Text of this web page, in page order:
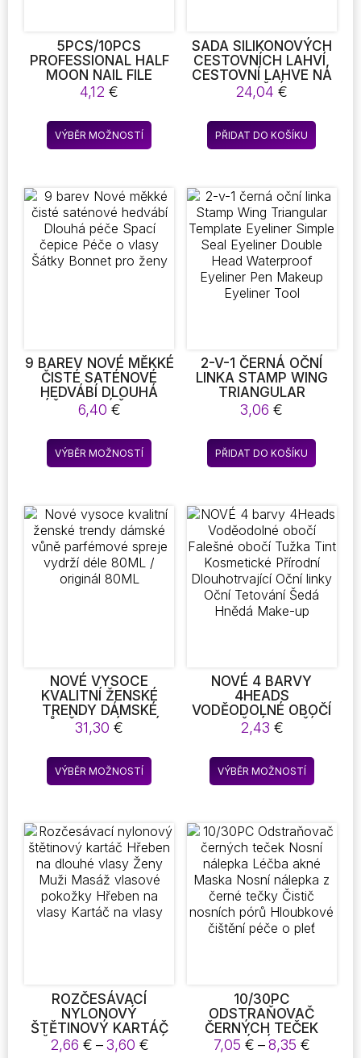
5PCS/10PCS
PROFESSIONAL HALF
MOON NAIL FILE
100/180 SANDPAPER
PEDICURE LIME A
ONGLE SANDING
POLISHING FILES NAIL
EQUIPMENT
4,12€
VÝBĚR MOŽNOSTÍ
Tento
produkt
variant.
Možnosti
lze
vybrat
na
SADA SILIKONOVÝCH
CESTOVNÍCH LAHVÍ,
CESTOVNÍ LAHVE NA
PLNĚNÍ,
PRÁZDNINOVÁ
CESTOVNÍ
KOSMETIKA S
VYSOKOU KVALITOU
24,04€
PŘIDAT DO KOŠÍKU
9 BAREV NOVÉ MĚKKÉ
ČISTÉ SATÉNOVÉ
HEDVÁBÍ DLOUHÁ
PÉČE SPACÍ ČEPICE
PÉČE O VLASY ŠÁTKY
BONNET PRO ŽENY
6,40 €
VÝBĚR MOŽNOSTÍ
Tento
produkt
variant.
Možnosti
lze
vybrat
2-V-1 ČERNÁ OČNÍ
LINKA STAMP WING
TRIANGULAR
TEMPLATE EYELINER
SIMPLE SEAL
EYELINER DOUBLE
HEAD WATERPROOF
EYELINER PEN
3,06€
PŘIDAT DO KOŠÍKU
NOVÉ VYSOCE
KVALITNÍ ŽENSKÉ
TRENDY DÁMSKÉ
VŮNĚ PARFÉMOVÉ
SPREJE VYDRŽÍ DÉLE
80ML / ORIGINÁL
80ML
31,30€
VÝBĚR MOŽNOSTÍ
Tento
produkt
variant.
Možnosti
lze
vybrat
na
stránce
NOVÉ 4 BARVY
4HEADS
VODĚODOLNÉ OBOČÍ
FALEŠNÉ OBOČÍ
TUŽKA TINT
KOSMETICKÉ
PŘÍRODNÍ
DLOUHOTRVAJÍCÍ
HNĚDÁ MAKE-UP
2,43 €
VÝBĚR MOŽNOSTÍ
Tento
produkt
variant.
lze
vybrat
na
stránce
ROZČESÁVACÍ
NYLONOVÝ
ŠTĚTINOVÝ KARTÁČ
HŘEBEN NA DLOUHÉ
2,66 € – 3,60 €Rozpětí
10/30PC
ODSTRAŇOVAČ
ČERNÝCH TEČEK
NOSNÍ NÁLEPKA
7,05 € –8,35 €Rozpětí